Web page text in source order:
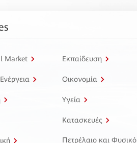
Market Εκπαίδευση
Οικονομία
Υγεία
Κατασκευές
Πετρέλαιο και Φυσικό